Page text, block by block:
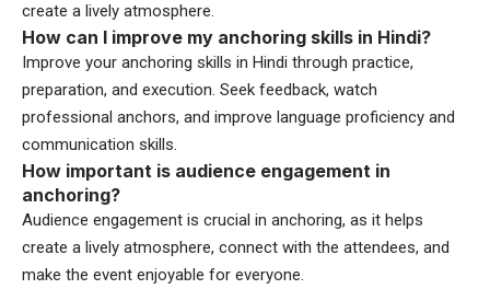
create a lively atmosphere.
How can I improve my anchoring skills in Hindi?
Improve your anchoring skills in Hindi through practice,
preparation, and execution. Seek feedback, watch
professional anchors, and improve language proficiency and
communication skills.
How important is audience engagement in
anchoring?
Audience engagement is crucial in anchoring, as it helps
create a lively atmosphere, connect with the attendees, and
make the event enjoyable for everyone.